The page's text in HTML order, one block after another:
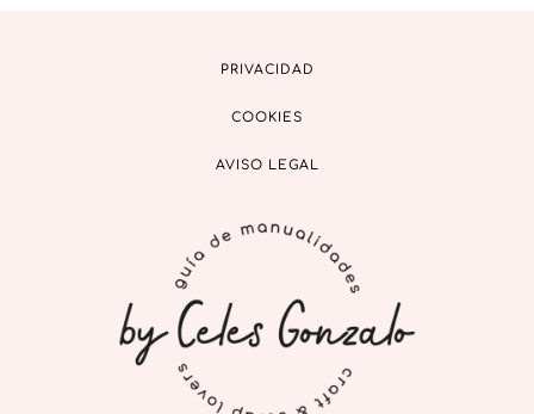
PRIVACIDAD
COOKIES
AVISO LEGAL